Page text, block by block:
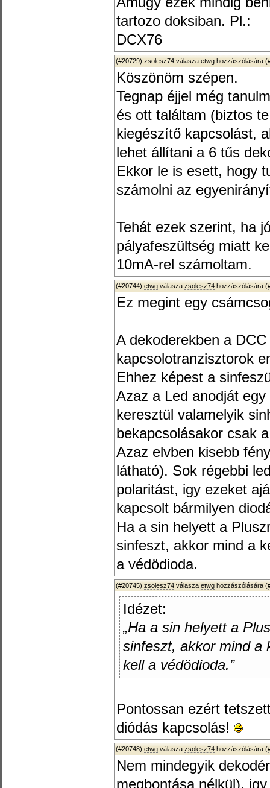
tartozo doksiban. Pl.:
DCX76
(#20729) zsolesz74 válasza etwg hozzászólására (
Köszönöm szépen.
Tegnap éjjel még
és ott találtam (biztos
kiegészítő kapcsolást,
lehet állítani a 6 tűs
Ekkor le is esett, hogy
számolni az
Tehát ezek szerint, ha
pályafeszültség miatt
10mA-rel számoltam.
(#20744) etwg válasza zsolesz74 hozzászólására (
Ez megint egy
A dekoderekben a
kapcsolotranzisztorok
Ehhez képest a
Azaz a Led anodját
keresztül valamelyik
bekapcsolásakor csak
Azaz elvben kisebb
látható). Sok régebbi
polaritást, igy ezeket
kapcsolt bármilyen
Ha a sin helyett a
sinfeszt, akkor mind a
a védödioda.
(#20745) zsolesz74 válasza etwg hozzászólására (
Idézet:
„Ha a sin helyett a
sinfeszt, akkor mind a
kell a védödioda.”
Pontossan ezért
diódás kapcsolás!
(#20748) etwg válasza zsolesz74 hozzászólására (
Nem mindegyik
megbontása nélkül),